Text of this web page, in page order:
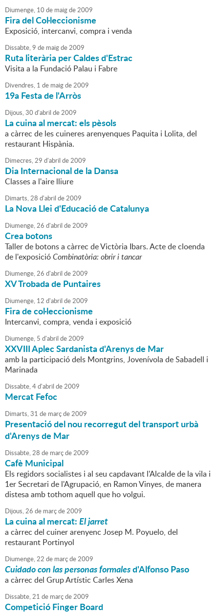
Diumenge, 10 de maigde2009
Fira del Col·leccionisme
Exposició, intercanvi, compra i venda
Dissabte,9 de maigde2009
Ruta literària per Caldes d'Estrac
Visita a la Fundació Palau i Fabre
Divendres, 1 de maigde2009
19a Festa de l'Arròs
Dijous,30 d'abril de2009
La cuina al mercat: els pèsols
a càrrec de les cuineres arenyenques Paquita i Lolita, del
restaurant Hispània.
Dimecres,29 d'abril de2009
Dia Internacional de la Dansa
Classes a l'aire lliure
Dimarts,28 d'abril de2009
La Nova Llei d'Educació de Catalunya
Diumenge,26 d'abril de2009
Crea botons
Taller de botons a càrrec de Victòria Ibars. Acte de cloenda
de l'exposicióCombinatòria: obrir i tancar
Diumenge,26 d'abril de2009
XV Trobada de Puntaires
Diumenge, 12 d'abril de2009
Fira de col·leccionisme
Intercanvi, compra, venda i exposició
Diumenge, 5 d'abril de2009
XXVIII Aplec Sardanista d'Arenys de Mar
amb la participació dels Montgrins, Jovenívola de Sabadell i
Marinada
Dissabte,4d'abril de2009
Mercat Fefoc
Dimarts,31 de marçde2009
Presentació del nou recorregut del transport urbà
d'Arenys de Mar
Dissabte,28 de marçde2009
Cafè Municipal
Els regidors socialistes i al seu capdavant l'Alcalde de la vila i
1er Secretari de l'Agrupació, en Ramon Vinyes, de manera
distesa amb tothom aquell que ho volgui.
Dijous,26 de marçde2009
La cuina al mercat:El jarret
a càrrec del cuiner arenyenc Josep M. Poyuelo, del
restaurant Portinyol
Diumenge,22 de marçde2009
Cuidado con las personas formalesd'Alfonso Paso
a càrrec del Grup Artístic Carles Xena
Dissabte,21 de marçde2009
Competició Finger Board